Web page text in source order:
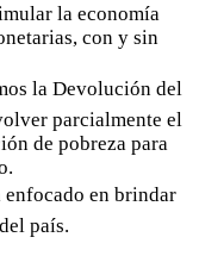
la economía
con y sin
la Devolución del
parcialmente el
de pobreza para
en brindar
país.